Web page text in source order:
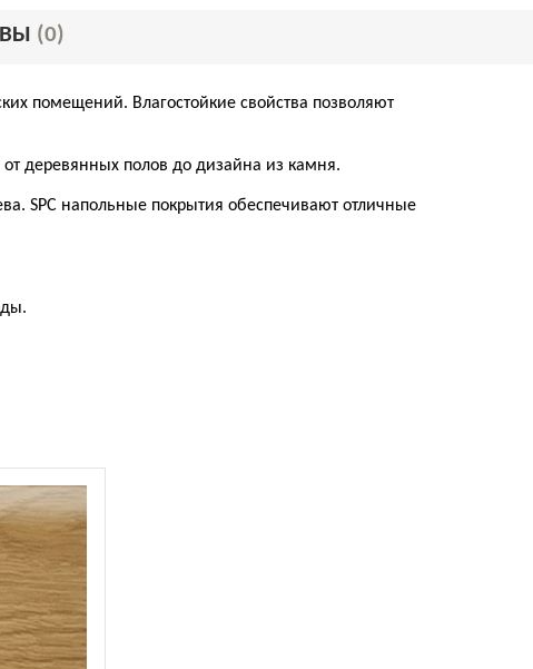
(0)
помещений. Влагостойкие свойства позволяют
деревянных полов до дизайна из камня.
SPC напольные покрытия обеспечивают отличные